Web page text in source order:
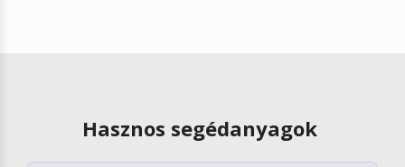
Hasznos segédanyagok